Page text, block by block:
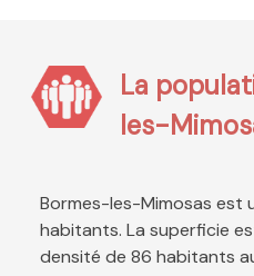
La
les-
Bormes-les-Mimosas est
habitants. La superficie
densité de 86 habitants